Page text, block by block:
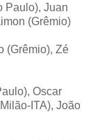
Paulo), Juan
(Grêmio)
(Grêmio), Zé
Oscar
ITA), João